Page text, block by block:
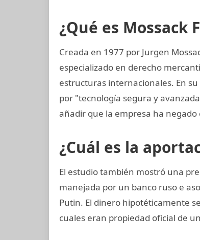
¿Qué es Mossack
Creada en 1977 por Jurgen
especializado en derecho
estructuras internacionales. En
por "tecnología segura y
añadir que la empresa ha
¿Cuál es la
El estudio también mostró una
manejada por un banco ruso e
Putin. El dinero hipotéticamente
cuales eran propiedad oficial de